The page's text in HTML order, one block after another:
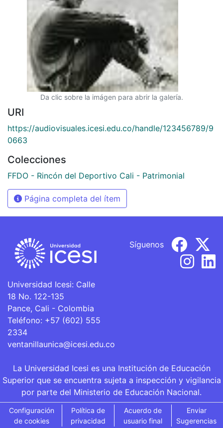
Da clic sobre la imágen para abrir la galería.
URI
https://audiovisuales.icesi.edu.co/handle/123456789/9
0663
Colecciones
FFDO - Rincón del Deportivo Cali - Patrimonial
Página completa del ítem
Universidad Icesi: Calle
18 No. 122-135
Pance, Cali - Colombia
Teléfono: +57 (602) 555
2334
ventanillaunica@icesi.edu.co
Síguenos
La Universidad Icesi es una Institución de Educación
Superior que se encuentra sujeta a inspección y vigilancia
por parte del Ministerio de Educación Nacional.
Configuración
de cookies
Política de
privacidad
Acuerdo de
usuario final
Enviar
Sugerencias